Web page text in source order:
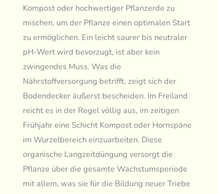
Kompost oder hochwertiger Pflanzerde zu
mischen, um der Pflanze einen optimalen Start
zu ermöglichen. Ein leicht saurer bis neutraler
pH-Wert wird bevorzugt, ist aber kein
zwingendes Muss. Was die
Nährstoffversorgung betrifft, zeigt sich der
Bodendecker äußerst bescheiden. Im Freiland
reicht es in der Regel völlig aus, im zeitigen
Frühjahr eine Schicht Kompost oder Hornspäne
im Wurzelbereich einzuarbeiten. Diese
organische Langzeitdüngung versorgt die
Pflanze über die gesamte Wachstumsperiode
mit allem, was sie für die Bildung neuer Triebe